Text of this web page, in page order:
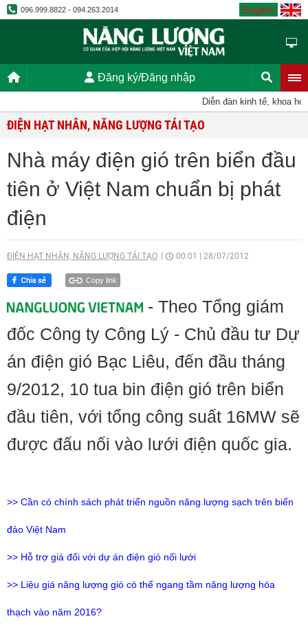
096.999.8822 - 094.263.2014 English
Đăng ký/Đăng nhập
Diễn đàn kinh tế, khoa
ĐIỆN HẠT NHÂN, NĂNG LƯỢNG TÁI TẠO
Nhà máy điện gió trên biển đầu
tiên ở Việt Nam chuẩn bị phát
điện
ĐIỆN HẠT NHÂN, NĂNG LƯỢNG TÁI TẠO 00:01 28/07/2012
Copy link
- Theo Tổng giám
đốc Công ty Công Lý - Chủ đầu tư Dự
án điện gió Bạc Liêu, đến đầu tháng
9/2012, 10 tua bin điện gió trên biển
đầu tiên, với tổng công suất 16MW sẽ
được đấu nối vào lưới điện quốc gia.
>> Cần có chính sách phát triển nguồn năng lượng sạch trên biển
đảo Việt Nam
>> Hỗ trợ giá đối với dự án điện gió nối lưới
>> Liệu giá năng lượng gió có thể ngang tầm năng lượng hóa
thạch vào năm 2016?